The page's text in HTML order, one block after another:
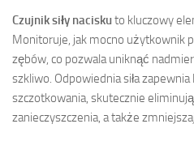
Czujnik siły naciskuto kluczowy
Monitoruje, jak mocno użytkownik
zębów, co pozwala uniknąć
szkliwo. Odpowiednia siła
szczotkowania, skutecznie
zanieczyszczenia, a także